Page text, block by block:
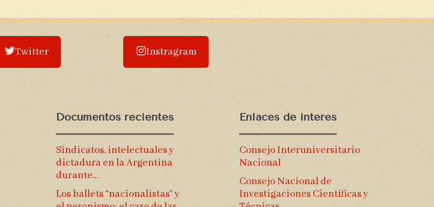
Twitter Instragram
Documentos recientes
Sindicatos, intelectuales y
dictadura en la Argentina
durante…
Los ballets “nacionalistas” y
Enlaces de interés
Consejo Interuniversitario
Nacional
Consejo Nacional de
Investigaciones Científicas y